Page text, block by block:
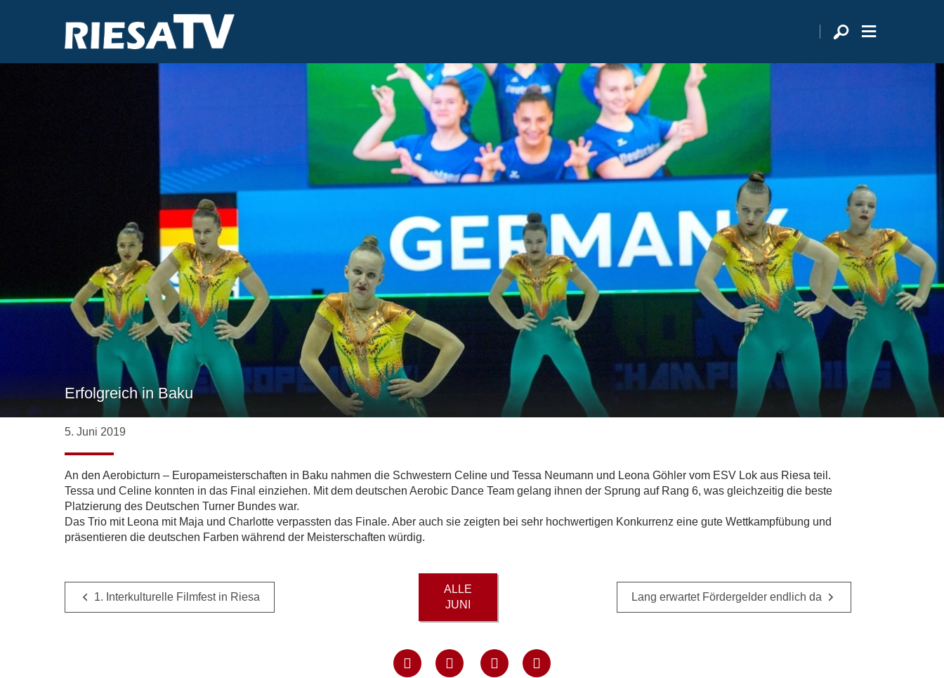
Erfolgreich in Baku
5. Juni 2019
An den Aerobicturn – Europameisterschaften in Baku nahmen die Schwestern Celine und Tessa Neumann und Leona Göhler vom ESV Lok aus Riesa teil.
Tessa und Celine konnten in das Final einziehen. Mit dem deutschen Aerobic Dance Team gelang ihnen der Sprung auf Rang 6, was gleichzeitig die beste
Platzierung des Deutschen Turner Bundes war.
Das Trio mit Leona mit Maja und Charlotte verpassten das Finale. Aber auch sie zeigten bei sehr hochwertigen Konkurrenz eine gute Wettkampfübung und
präsentieren die deutschen Farben während der Meisterschaften würdig.
1. Interkulturelle Filmfest in Riesa
ALLE
JUNI
Lang erwartet Fördergelder endlich da